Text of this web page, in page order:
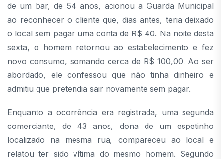
de um bar, de 54 anos, acionou a Guarda Municipal
ao reconhecer o cliente que, dias antes, teria deixado
o local sem pagar uma conta de R$ 40. Na noite desta
sexta, o homem retornou ao estabelecimento e fez
novo consumo, somando cerca de R$ 100,00. Ao ser
abordado, ele confessou que não tinha dinheiro e
admitiu que pretendia sair novamente sem pagar.
Enquanto a ocorrência era registrada, uma segunda
comerciante, de 43 anos, dona de um espetinho
localizado na mesma rua, compareceu ao local e
relatou ter sido vítima do mesmo homem. Segundo